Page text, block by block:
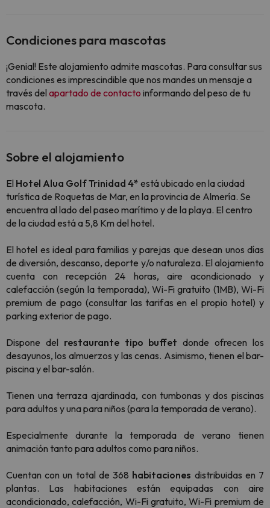
Condiciones para mascotas
¡Genial! Este alojamiento admite mascotas. Para consultar sus
condiciones es imprescindible que nos mandes un mensaje a
través del apartado de contacto informando del peso de tu
mascota.
Sobre el alojamiento
El Hotel Alua Golf Trinidad 4* está ubicado en la ciudad
turística de Roquetas de Mar, en la provincia de Almería. Se
encuentra al lado del paseo marítimo y de la playa. El centro
de la ciudad está a 5,8 Km del hotel.
El hotel es ideal para familias y parejas que desean unos días
de diversión, descanso, deporte y/o naturaleza. El alojamiento
cuenta con recepción 24 horas, aire acondicionado y
calefacción (según la temporada), Wi-Fi gratuito (1MB), Wi-Fi
premium de pago (consultar las tarifas en el propio hotel) y
parking exterior de pago.
Dispone del restaurante tipo buffet donde ofrecen los
desayunos, los almuerzos y las cenas. Asimismo, tienen el bar-
piscina y el bar-salón.
Tienen una terraza ajardinada, con tumbonas y dos piscinas
para adultos y una para niños (para la temporada de verano).
Especialmente durante la temporada de verano tienen
animación tanto para adultos como para niños.
Cuentan con un total de 368 habitaciones distribuidas en 7
plantas. Las habitaciones están equipadas con aire
acondicionado, calefacción, Wi-Fi gratuito, Wi-Fi premium de